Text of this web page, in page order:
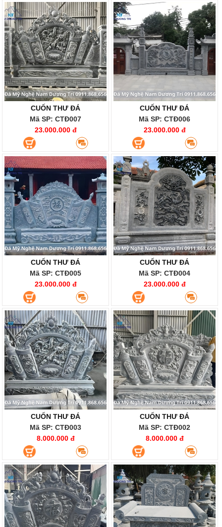
CUỐN THƯ ĐÁ
Mã SP: CTĐ007
23.000.000 đ
CUỐN THƯ ĐÁ
Mã SP: CTĐ006
23.000.000 đ
CUỐN THƯ ĐÁ
Mã SP: CTĐ005
23.000.000 đ
CUỐN THƯ ĐÁ
Mã SP: CTĐ004
23.000.000 đ
CUỐN THƯ ĐÁ
Mã SP: CTĐ003
8.000.000 đ
CUỐN THƯ ĐÁ
Mã SP: CTĐ002
8.000.000 đ